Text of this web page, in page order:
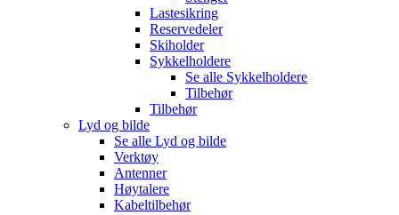
Lastesikring
Reservedeler
Skiholder
Sykkelholdere
Se alle Sykkelholdere
Tilbehør
Tilbehør
Lyd og bilde
Se alle Lyd og bilde
Verktøy
Antenner
Høytalere
Kabeltilbehør